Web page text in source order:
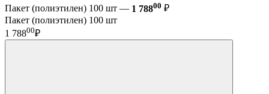
Пакет (полиэтилен) 100 шт — 1 78800 ₽
Пакет (полиэтилен) 100 шт
1 78800₽